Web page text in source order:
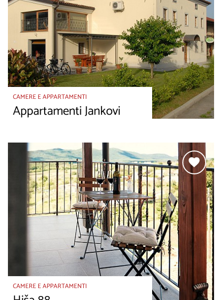
CAMERE E APPARTAMENTI
Appartamenti Jankovi
CAMERE E APPARTAMENTI